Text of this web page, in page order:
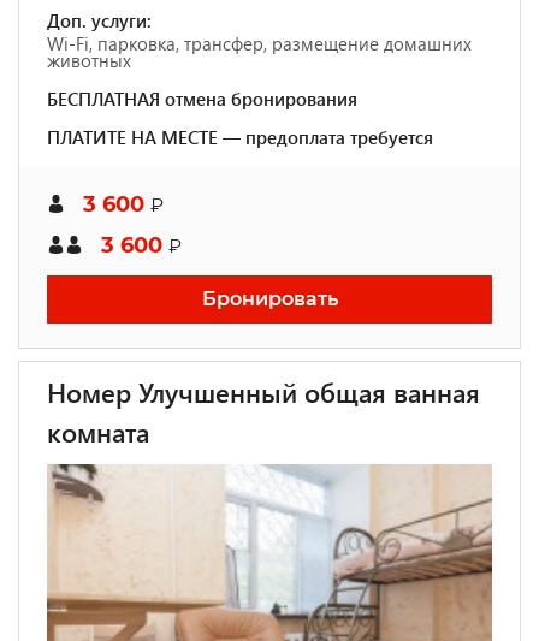
Доп. услуги:
Wi-Fi, парковка, трансфер, размещение домашних
животных
БЕСПЛАТНАЯ отмена бронирования
ПЛАТИТЕ НА МЕСТЕ — предоплата требуется
3 600 ₽
3 600 ₽
Бронировать
Номер Улучшенный общая ванная
комната